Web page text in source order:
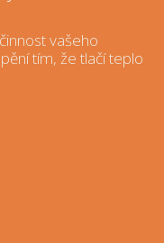
vašeho
tím, že tlačí teplo